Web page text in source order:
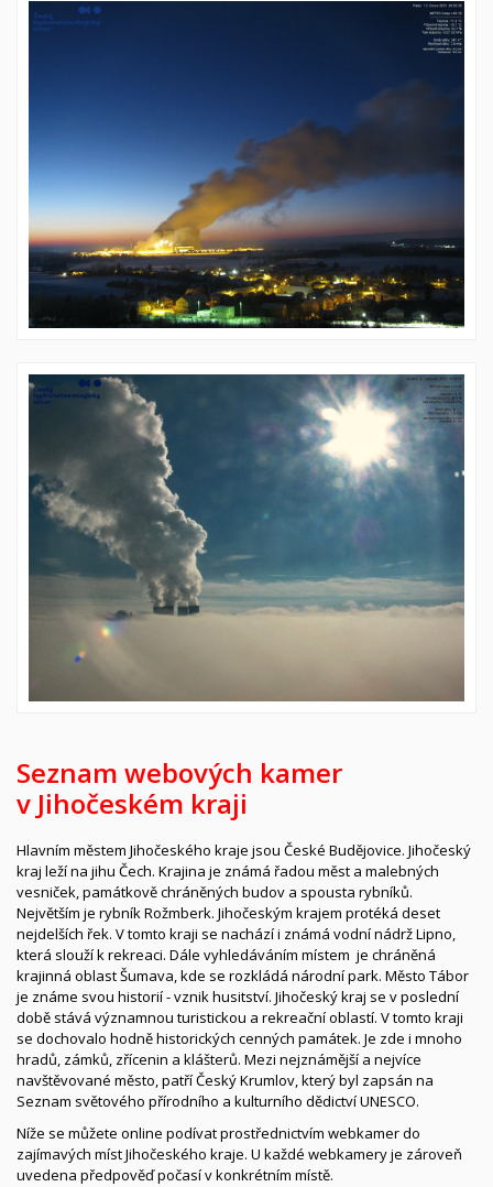
Seznam webových kamer
v Jihočeském kraji
Hlavním městem Jihočeského kraje jsou České Budějovice. Jihočeský
kraj leží na jihu Čech. Krajina je známá řadou měst a malebných
vesniček, památkově chráněných budov a spousta rybníků.
Největším je rybník Rožmberk. Jihočeským krajem protéká deset
nejdelších řek. V tomto kraji se nachází i známá vodní nádrž Lipno,
která slouží k rekreaci. Dále vyhledáváním místem je chráněná
krajinná oblast Šumava, kde se rozkládá národní park. Město Tábor
je známe svou historií - vznik husitství. Jihočeský kraj se v poslední
době stává významnou turistickou a rekreační oblastí. V tomto kraji
se dochovalo hodně historických cenných památek. Je zde i mnoho
hradů, zámků, zřícenin a klášterů. Mezi nejznámější a nejvíce
navštěvované město, patří Český Krumlov, který byl zapsán na
Seznam světového přírodního a kulturního dědictví UNESCO.
Níže se můžete online podívat prostřednictvím webkamer do
zajímavých míst Jihočeského kraje. U každé webkamery je zároveň
uvedena předpověď počasí v konkrétním místě.